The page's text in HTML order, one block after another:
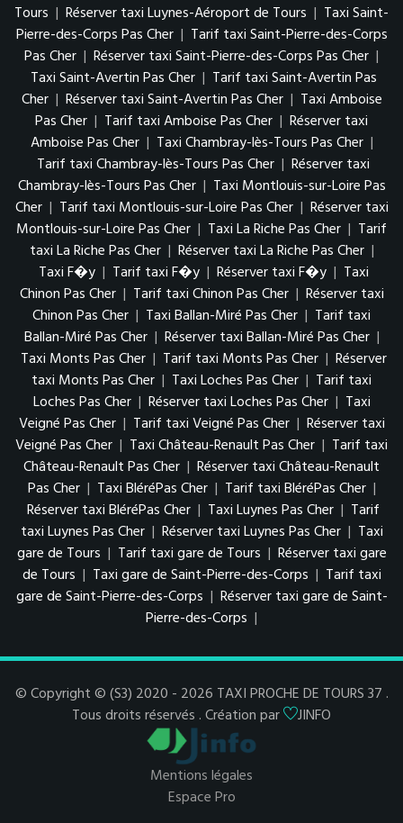
Tours | Réserver taxi Luynes-Aéroport de Tours | Taxi Saint-
Pierre-des-Corps Pas Cher | Tarif taxi Saint-Pierre-des-Corps
Pas Cher | Réserver taxi Saint-Pierre-des-Corps Pas Cher |
Taxi Saint-Avertin Pas Cher | Tarif taxi Saint-Avertin Pas
Cher | Réserver taxi Saint-Avertin Pas Cher | Taxi Amboise
Pas Cher | Tarif taxi Amboise Pas Cher | Réserver taxi
Amboise Pas Cher | Taxi Chambray-lès-Tours Pas Cher |
Tarif taxi Chambray-lès-Tours Pas Cher | Réserver taxi
Chambray-lès-Tours Pas Cher | Taxi Montlouis-sur-Loire Pas
Cher | Tarif taxi Montlouis-sur-Loire Pas Cher | Réserver taxi
Montlouis-sur-Loire Pas Cher | Taxi La Riche Pas Cher | Tarif
taxi La Riche Pas Cher | Réserver taxi La Riche Pas Cher |
Taxi F�y | Tarif taxi F�y | Réserver taxi F�y | Taxi
Chinon Pas Cher | Tarif taxi Chinon Pas Cher | Réserver taxi
Chinon Pas Cher | Taxi Ballan-Miré Pas Cher | Tarif taxi
Ballan-Miré Pas Cher | Réserver taxi Ballan-Miré Pas Cher |
Taxi Monts Pas Cher | Tarif taxi Monts Pas Cher | Réserver
taxi Monts Pas Cher | Taxi Loches Pas Cher | Tarif taxi
Loches Pas Cher | Réserver taxi Loches Pas Cher | Taxi
Veigné Pas Cher | Tarif taxi Veigné Pas Cher | Réserver taxi
Veigné Pas Cher | Taxi Château-Renault Pas Cher | Tarif taxi
Château-Renault Pas Cher | Réserver taxi Château-Renault
Pas Cher | Taxi BléréPas Cher | Tarif taxi BléréPas Cher |
Réserver taxi BléréPas Cher | Taxi Luynes Pas Cher | Tarif
taxi Luynes Pas Cher | Réserver taxi Luynes Pas Cher | Taxi
gare de Tours | Tarif taxi gare de Tours | Réserver taxi gare
de Tours | Taxi gare de Saint-Pierre-des-Corps | Tarif taxi
gare de Saint-Pierre-des-Corps | Réserver taxi gare de Saint-
Pierre-des-Corps |
© Copyright © (S3) 2020 - 2026 TAXI PROCHE DE TOURS 37 .
Tous droits réservés . Création par
JINFO
Mentions légales
Espace Pro